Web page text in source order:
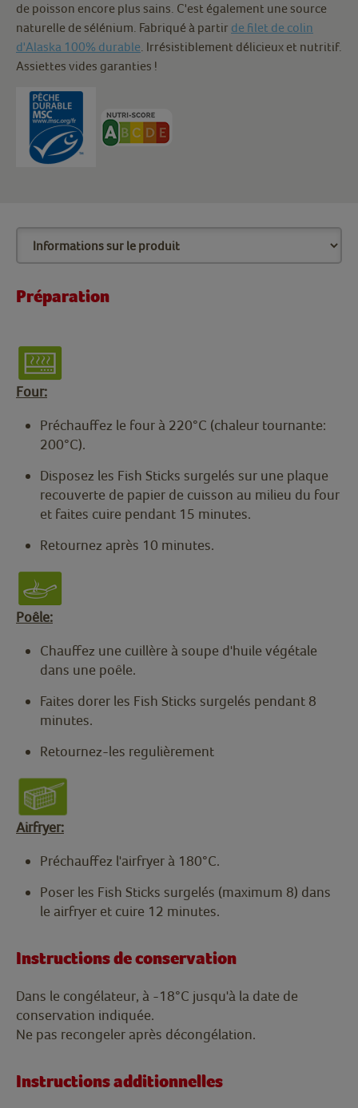
de poisson encore plus sains. C'est également une source
naturelle de sélénium. Fabriqué à partir de filet de colin
d'Alaska 100% durable . Irrésistiblement délicieux et nutritif.
Assiettes vides garanties !
Préparation
Four:
Préchauffez le four à 220°C (chaleur tournante:
200°C).
Disposez les Fish Sticks surgelés sur une plaque
recouverte de papier de cuisson au milieu du four
et faites cuire pendant 15 minutes.
Retournez après 10 minutes.
Poêle:
Chauffez une cuillère à soupe d'huile végétale
dans une poêle.
Faites dorer les Fish Sticks surgelés pendant 8
minutes.
Retournez-les regulièrement
Airfryer:
Préchauffez l'airfryer à 180°C.
Poser les Fish Sticks surgelés (maximum 8) dans
le airfryer et cuire 12 minutes.
Instructions de conservation
Dans le congélateur, à -18°C jusqu'à la date de
conservation indiquée.
Ne pas recongeler après décongélation.
Instructions additionnelles